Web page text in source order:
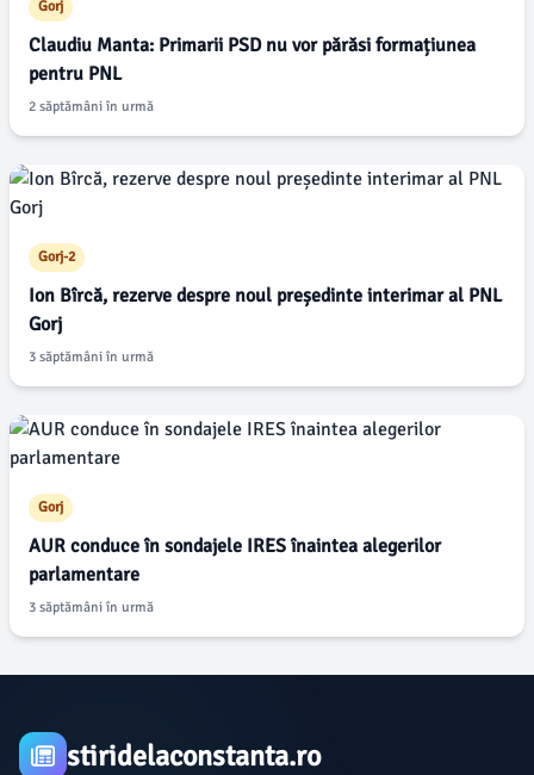
Gorj
Claudiu Manta: Primarii PSD nu vor părăsi formațiunea
pentru PNL
2 săptămâni în urmă
Gorj-2
Ion Bîrcă, rezerve despre noul președinte interimar al PNL
Gorj
3 săptămâni în urmă
Gorj
AUR conduce în sondajele IRES înaintea alegerilor
parlamentare
3 săptămâni în urmă
stiridelaconstanta.ro